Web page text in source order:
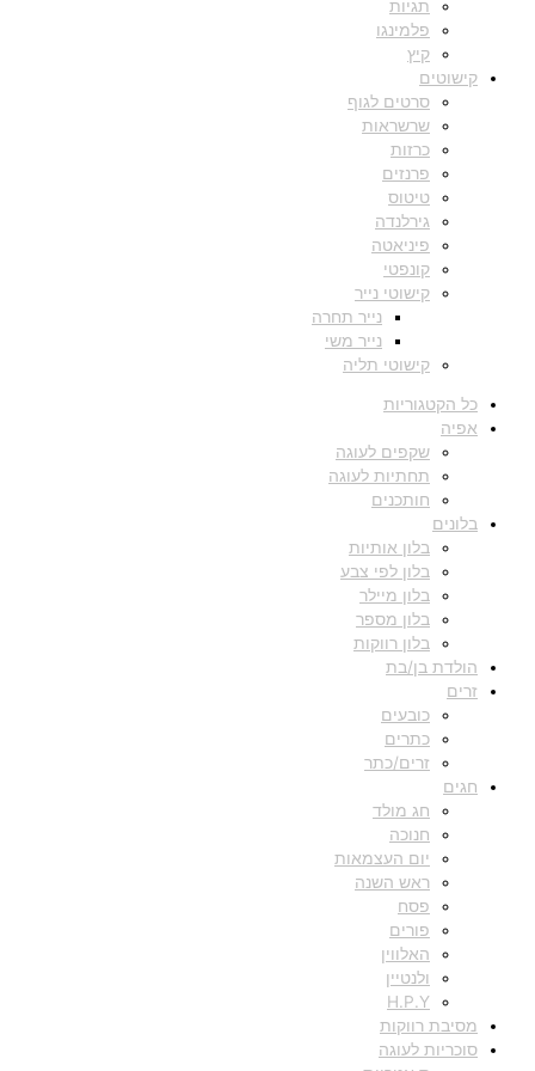
תגיות
פלמינגו
קיץ
קישוטים
סרטים לגוף
שרשראות
כרזות
פרנזים
טיטוס
גירלנדה
פיניאטה
קונפטי
קישוטי נייר
נייר תחרה
נייר משי
קישוטי תליה
כל הקטגוריות
אפיה
שקפים לעוגה
תחתיות לעוגה
חותכנים
בלונים
בלון אותיות
בלון לפי צבע
בלון מיילר
בלון מספר
בלון רווקות
הולדת בן/בת
זרים
כובעים
כתרים
זרים/כתר
חגים
חג מולד
חנוכה
יום העצמאות
ראש השנה
פסח
פורים
האלווין
ולנטיין
H.P.Y
מסיבת רווקות
סוכריות לעוגה